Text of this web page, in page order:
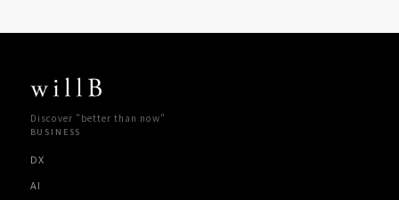
Discover "better than now"
BUSINESS
DX
AI